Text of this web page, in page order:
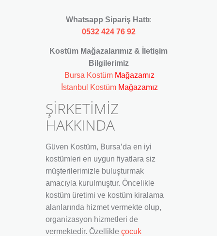
Whatsapp Sipariş Hattı:
0532 424 76 92
Kostüm Mağazalarımız & İletişim
Bilgilerimiz
Bursa Kostüm Mağazamız
İstanbul Kostüm Mağazamız
ŞİRKETİMİZ
HAKKINDA
Güven Kostüm, Bursa’da en iyi
kostümleri en uygun fiyatlara siz
müşterilerimizle buluşturmak
amacıyla kurulmuştur. Öncelikle
kostüm üretimi ve kostüm kiralama
alanlarında hizmet vermekte olup,
organizasyon hizmetleri de
vermektedir. Özellikle çocuk